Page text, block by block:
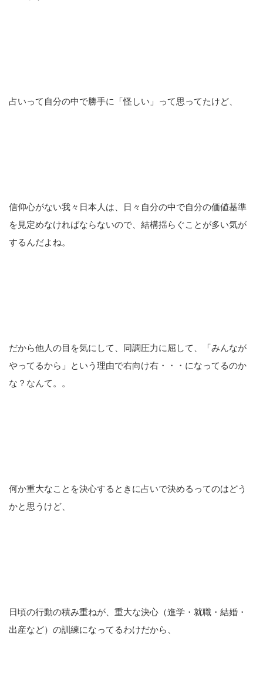
占いって自分の中で勝手に「怪しい」って思ってたけど、
信仰心がない我々日本人は、日々自分の中で自分の価値基準
を見定めなければならないので、結構揺らぐことが多い気が
するんだよね。
だから他人の目を気にして、同調圧力に屈して、「みんなが
やってるから」という理由で右向け右・・・になってるのか
な？なんて。。
何か重大なことを決心するときに占いで決めるってのはどう
かと思うけど、
日頃の行動の積み重ねが、重大な決心（進学・就職・結婚・
出産など）の訓練になってるわけだから、